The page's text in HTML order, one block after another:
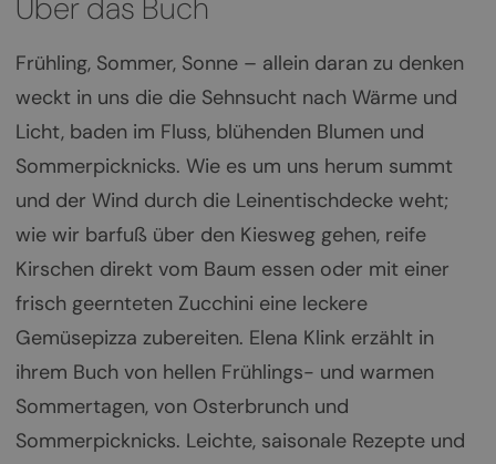
Über das Buch
Frühling, Sommer, Sonne – allein daran zu denken
weckt in uns die die Sehnsucht nach Wärme und
Licht, baden im Fluss, blühenden Blumen und
Sommerpicknicks. Wie es um uns herum summt
und der Wind durch die Leinentischdecke weht;
wie wir barfuß über den Kiesweg gehen, reife
Kirschen direkt vom Baum essen oder mit einer
frisch geernteten Zucchini eine leckere
Gemüsepizza zubereiten. Elena Klink erzählt in
ihrem Buch von hellen Frühlings- und warmen
Sommertagen, von Osterbrunch und
Sommerpicknicks. Leichte, saisonale Rezepte und